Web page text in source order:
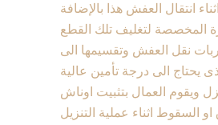
انتقال العفش هذا بالإضافة
المخصصة لتغليف تلك القطع
نقل العفش وتقسيمها الى
يحتاج الى درجة تأمين عالية
ويقوم العمال بتثبيت اوناش
السقوط اثناء عملية التنزيل